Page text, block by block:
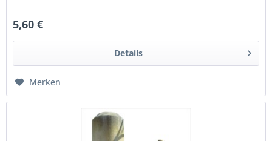
5,60 €
Details
Merken